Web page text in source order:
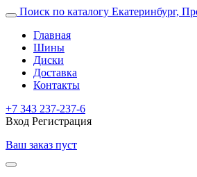
Поиск по каталогу Екатеринбург,
Главная
Шины
Диски
Доставка
Контакты
+7 343 237-237-6
Вход Регистрация
Ваш заказ пуст